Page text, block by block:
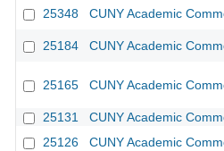
25348 CUNY Academic
25184 CUNY Academic
25165 CUNY Academic
25131
CUNY Academic
25126
CUNY Academic